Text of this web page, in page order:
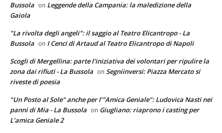
Bussola on Leggende della Campania: la maledizione della
Gaiola
"La rivolta degli angeli": il saggio al Teatro Elicantropo - La
Bussola on I Cenci di Artaud al Teatro Elicantropo di Napoli
Scogli di Mergellina: parte l'iniziativa dei volontari per ripulire la
zona dai rifiuti - La Bussola on Segniinversi: Piazza Mercato si
riveste di poesia
"Un Posto al Sole" anche per l’"Amica Geniale": Ludovica Nasti nei
panni di Mia - La Bussola on Giugliano: riaprono i casting per
L’amica Geniale 2